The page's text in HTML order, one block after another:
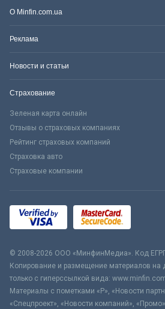
О Minfin.com.ua
Реклама
Новости и статьи
Страхование
Зеленая карта онлайн
Отзывы о страховых компаниях
Рейтинг страховых компаний
Страховка авто
Страховые компании
© 2008-2026 ООО «МинфинМедиа». Код
Копирование и размещение материалов на
только с гиперссылкой вида:
Материалы с пометками «Р», «Новости
«Спецпроект», «Новости компаний»,